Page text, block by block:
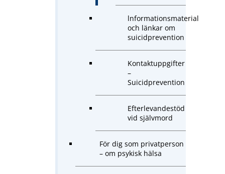
lnformationsmaterial
och länkar om
suicidprevention
Kontaktuppgifter
–
Suicidprevention
Efterlevandestöd
vid självmord
För dig som privatperson
– om psykisk hälsa